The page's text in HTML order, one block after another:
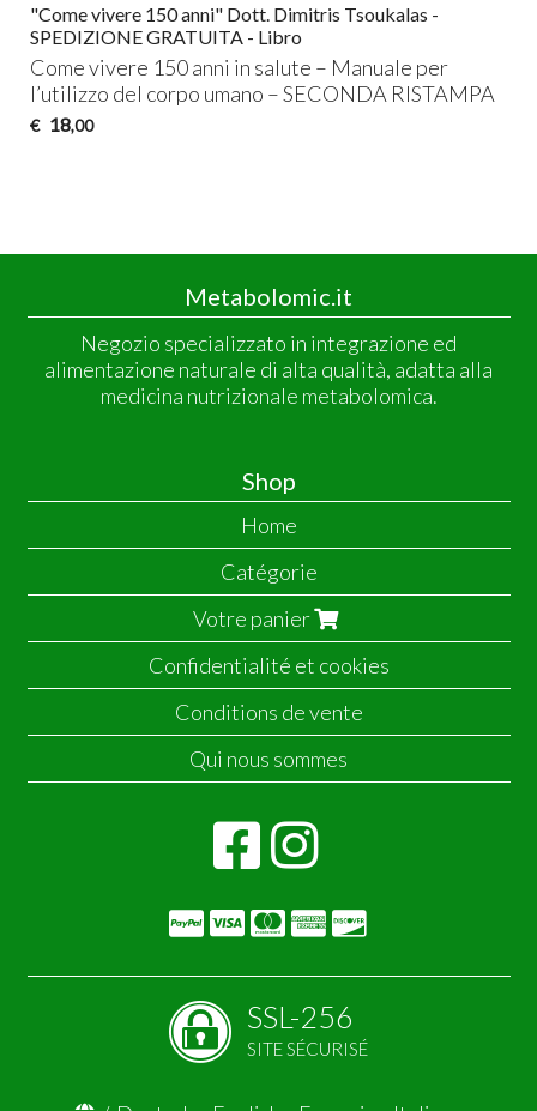
"Come vivere 150 anni" Dott. Dimitris Tsoukalas -
SPEDIZIONE GRATUITA - Libro
Come vivere 150 anni in salute – Manuale per
l’utilizzo del corpo umano –SECONDA RISTAMPA
€ 18,00
Metabolomic.it
Negozio specializzato in integrazione ed
alimentazione naturale di alta qualità, adatta alla
medicina nutrizionale metabolomica.
Shop
Home
Catégorie
Votre panier
Confidentialité et cookies
Conditions de vente
Qui nous sommes
SSL-256
SITE SÉCURISÉ